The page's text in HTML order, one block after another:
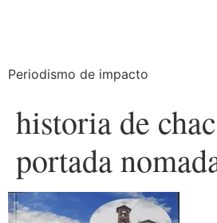
Periodismo de impacto
historia de
portada